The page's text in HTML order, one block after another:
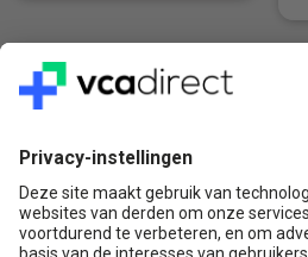
Vragen? Bel
+31(0)85
of stuur ons